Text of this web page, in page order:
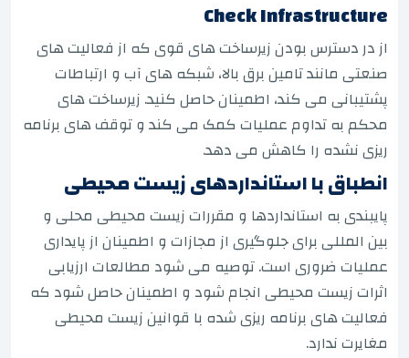
Check Infrastructure
از در دسترس بودن زیرساخت های قوی که از فعالیت های
صنعتی مانند تامین برق بالا، شبکه های آب و ارتباطات
پشتیبانی می کند، اطمینان حاصل کنید. زیرساخت های
محکم به تداوم عملیات کمک می کند و توقف های برنامه
ریزی نشده را کاهش می دهد.
انطباق با استانداردهای زیست محیطی
پایبندی به استانداردها و مقررات زیست محیطی محلی و
بین المللی برای جلوگیری از مجازات و اطمینان از پایداری
عملیات ضروری است. توصیه می شود مطالعات ارزیابی
اثرات زیست محیطی انجام شود و اطمینان حاصل شود که
فعالیت های برنامه ریزی شده با قوانین زیست محیطی
مغایرت ندارد.